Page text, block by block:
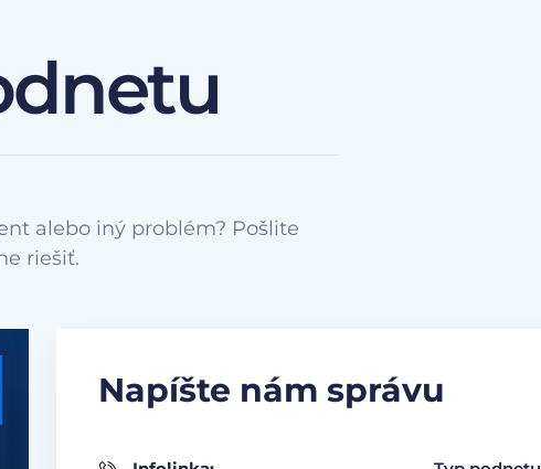
alebo iný problém? Pošlite
Napíšte nám správu